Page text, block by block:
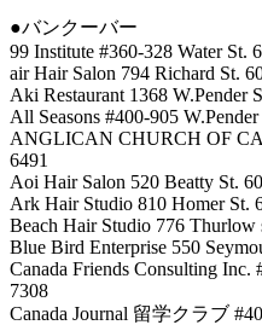
●バンクーバー
99 Institute #360-328 Water St.
air Hair Salon 794 Richard St.
Aki Restaurant 1368 W.Pender
All Seasons #400-905
ANGLICAN CHURCH OF
6491
Aoi Hair Salon 520 Beatty St.
Ark Hair Studio 810 Homer St.
Beach Hair Studio 776 Thurlow
Blue Bird Enterprise 550
Canada Friends Consulting Inc.
7308
Canada Journal 留学クラブ